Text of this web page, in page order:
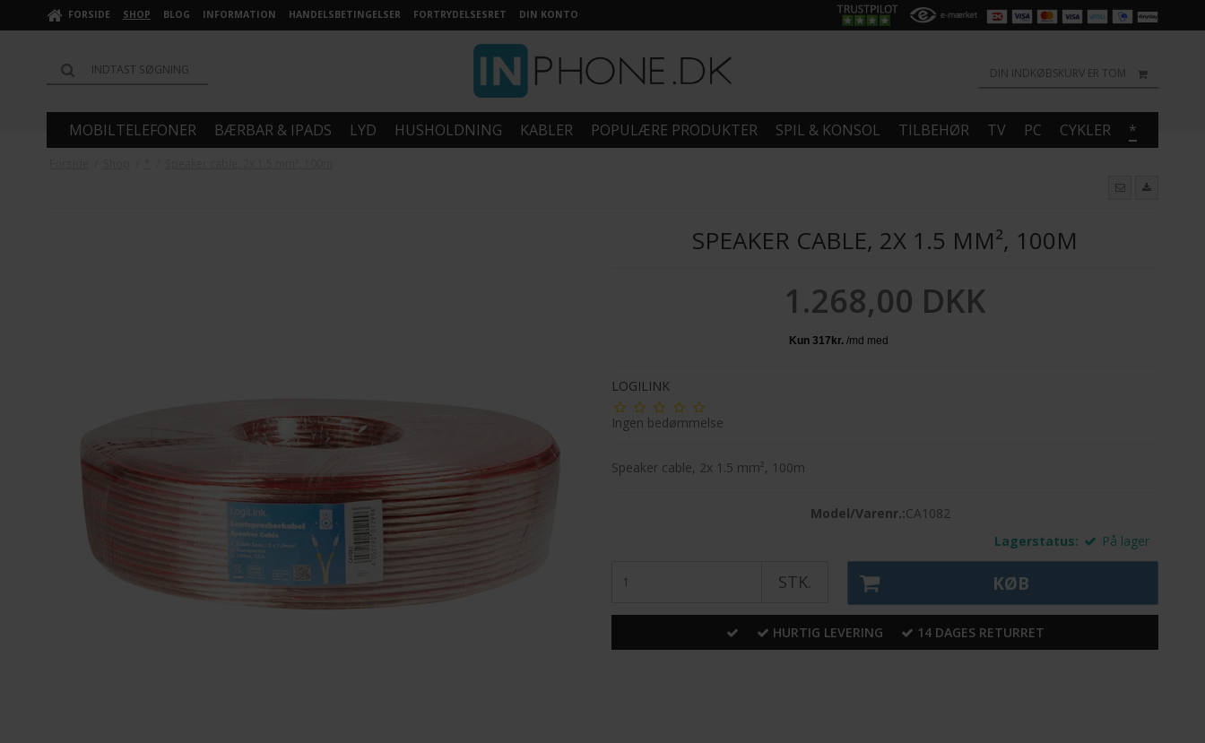
FORSIDE SHOP BLOG INFORMATION HANDELSBETINGELSER FORTRYDELSESRET DIN KONTO
DIN INDKØBSKURV ER TOM
MOBILTELEFONER BÆRBAR & IPADS LYD HUSHOLDNING KABLER POPULÆRE PRODUKTER SPIL & KONSOL TILBEHØR TV PC CYKLER *
SPEAKER CABLE, 2X 1.5 MM², 100M
1.268,00 DKK
LOGILINK
Ingen bedømmelse
Speaker cable, 2x 1.5 mm², 100m
Model/Varenr.:CA1082
Lagerstatus:
På lager
STK. KØB
HURTIG LEVERING 14 DAGES RETURRET